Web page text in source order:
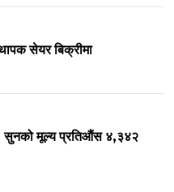
सेयर बिक्रीमा
सुनको मूल्य प्रतिऔंस ४,३४२